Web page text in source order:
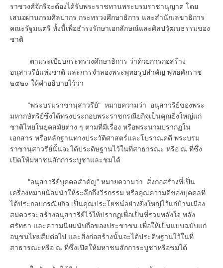
ราชวงศ์จักรีจะต้องได้รับพระราชทานพระบรมราชานุญาต โดย
เสนอผ่านกรมศิลปากร กระทรวงศึกษาธิการ และสำนักเลขาธิการ
คณะรัฐมนตรี ทั้งนี้เพื่อธำรงรักษาเอกลักษณ์และศิลปวัฒนธรรมของ
ชาติ
ตามระเบียบกระทรวงศึกษาธิการ ว่าด้วยการก่อสร้าง
อนุสาวรีย์แห่งชาติ และการจำลองพระพุทธรูปสำคัญ พุทธศักราช
๒๕๒๐ ให้คำอธิบายไว้ว่า
“พระบรมราชานุสาวรีย์" หมายความว่า อนุสาวรีย์ของพระ
มหากษัตริย์ซึ่งได้ทรงประกอบพระราชกรณียกิจเป็นคุณยิ่งใหญ่แก่
ชาติไทยในยุคสมัยต่าง ๆ ตามที่มีเรื่อง หรือพระนามปรากฏใน
เอกสาร หรือหลักฐานทางประวัติศาสตร์และโบราณคดี พระบรม
ราชานุสาวรีย์นั้นจะได้ประดิษฐานไว้ในที่สาธารณะ หรือ ณ ที่ซึ่ง
เปิดให้มหาชนสักการะบูชาและชมได้
"อนุสาวรีย์บุคคลสำคัญ” หมายความว่า สิ่งก่อสร้างที่เป็น
เครื่องหมายน้อมนำให้ระลึกถึงวีรกรรม หรือคุณความดีของบุคคลที่
ได้ประกอบกรณียกิจ เป็นคุณประโยชน์อย่างยิ่งใหญ่ไว้แก่บ้านเมือง
สมควรจะสร้างอนุสาวรีย์ไว้ให้ปรากฏเพื่อเป็นที่รวมพลังใจ พลัง
ศรัทธา และความนิยมนับถือของประชาชน เพื่อให้เป็นแบบฉบับแก่
อนุชนไทยสืบต่อไป และสิ่งก่อสร้างนั้นจะได้ประดิษฐานไว้ในที่
สาธารณะหรือ ณ ที่ซึ่งเปิดให้มหาชนสักการะบูชาหรือชมได้